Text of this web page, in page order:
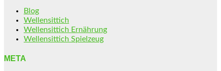
Blog
Wellensittich
Wellensittich Ernährung
Wellensittich Spielzeug
META